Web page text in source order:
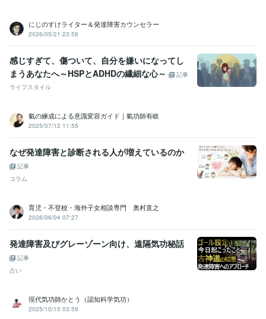
Excel:30年Excel:30年PowerPoint:20年PowerPoint:20年
Word:30年
悩み相談・カウンセリング 学校に関するすべてのこと
学校 教育 相談 不登校 保健室 家族問題 コーチング
学習指導・資格・キャリア相談
学歴
千葉県立養護教諭養成所
にじのすけライター＆発達障害カウンセラー
2026/05/21 23:56
感じすぎて、傷ついて、自分を嫌いになってし
まうあなたへ～HSPとADHDの繊細な心～
記事
ライフスタイル
氣の練成による意識変容ガイド｜氣功師有岐
2025/07/12 11:55
なぜ発達障害と診断される人が増えているのか
記事
コラム
育児・不登校・海外子女相談専門 奥村直之
2026/06/04 07:27
発達障害及びグレーゾーン向け、遠隔気功秘話
記事
占い
現代気功師かとう（認知科学気功）
2025/10/15 03:59